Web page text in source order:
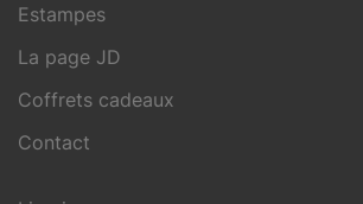
Estampes
La page JD
Coffrets cadeaux
Contact